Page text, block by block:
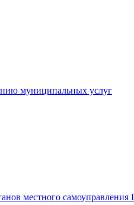
муниципальных услуг
местного самоуправления